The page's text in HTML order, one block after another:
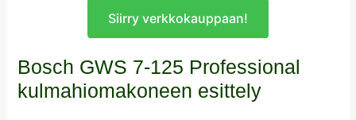
Siirry verkkokauppaan!
Bosch GWS 7-125 Professional
kulmahiomakoneen esittely